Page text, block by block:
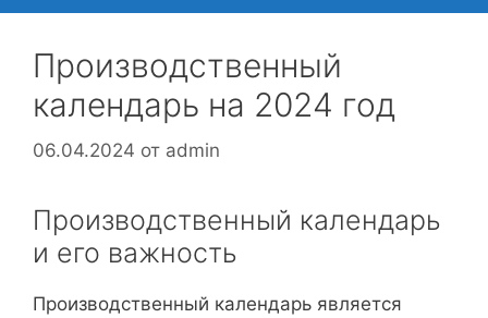
Производственный
календарь на 2024 год
06.04.2024 от admin
Производственный календарь
и его важность
Производственный календарь является